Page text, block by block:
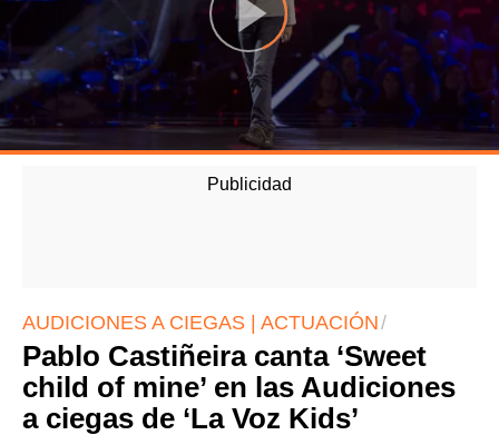
AUDICIONES A CIEGAS | ACTUACIÓN
Pablo Castiñeira canta ‘Sweet
child of mine’ en las Audiciones
a ciegas de ‘La Voz Kids’